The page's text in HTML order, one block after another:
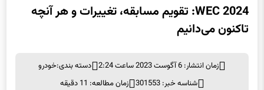
WEC 2024: تقویم مسابقه، تغییرات و هر آنچه
تاکنون می‌دانیم
زمان انتشار: 6 آگوست 2023 ساعت 2:24 دسته بندی:خودرو
شناسه خبر: 301553
زمان مطالعه: 11 دقیقه